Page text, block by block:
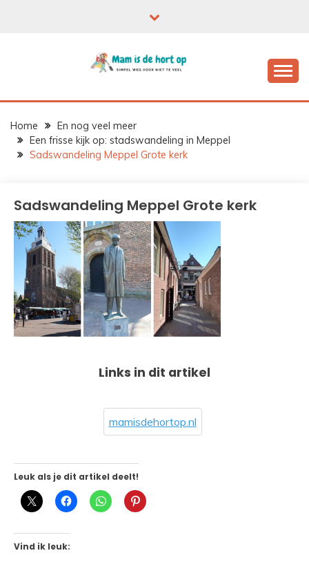
Home
En nog veel meer
Een frisse kijk op: stadswandeling in Meppel
Sadswandeling Meppel Grote kerk
Sadswandeling Meppel Grote kerk
Links in dit artikel
mamisdehortop.nl
Leuk als je dit artikel deelt!
Vind ik leuk: